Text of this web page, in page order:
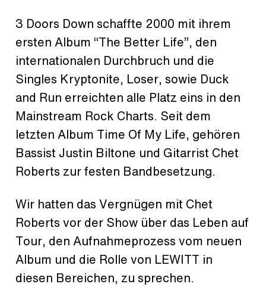
3 Doors Down schaffte 2000 mit ihrem
ersten Album “The Better Life”, den
internationalen Durchbruch und die
Singles Kryptonite, Loser, sowie Duck
and Run erreichten alle Platz eins in den
Mainstream Rock Charts. Seit dem
letzten Album Time Of My Life, gehören
Bassist Justin Biltone und Gitarrist Chet
Roberts zur festen Bandbesetzung.
Wir hatten das Vergnügen mit Chet
Roberts vor der Show über das Leben auf
Tour, den Aufnahmeprozess vom neuen
Album und die Rolle von LEWITT in
diesen Bereichen, zu sprechen.